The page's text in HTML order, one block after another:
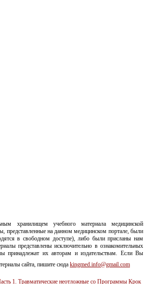
хранилищем учебного материала медицинской
представленные на данном медицинском портале, были
в свободном доступе), либо были присланы нам
представлены исключительно в ознакомительных
принадлежат их авторам и издательствам. Если Вы
сайта, пишите сюда kingmed.info@gmail.com
1. Травматические неотложные со Программы Крок